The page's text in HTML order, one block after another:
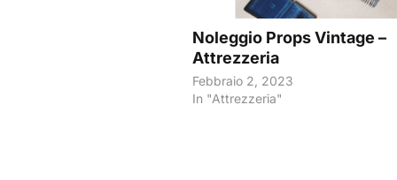
Noleggio Props Vintage –
Attrezzeria
Febbraio 2, 2023
In "Attrezzeria"